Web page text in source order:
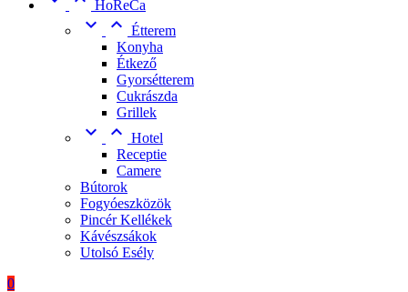
HoReCa
  Étterem
Konyha
Étkező
Gyorsétterem
Cukrászda
Grillek
  Hotel
Receptie
Camere
Bútorok
Fogyóeszközök
Pincér Kellékek
Kávészsákok
Utolsó Esély
0